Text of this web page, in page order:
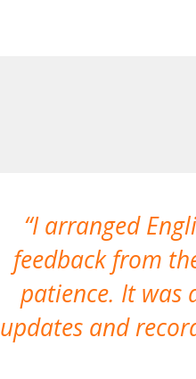
I arranged
feedback from
patience. It was
updates and